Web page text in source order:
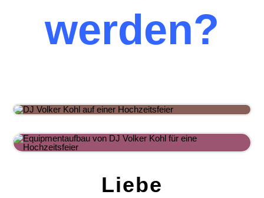
werden?
Liebe